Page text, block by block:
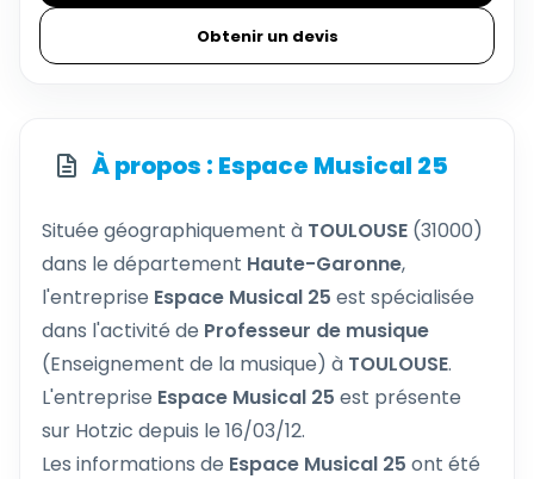
Obtenir un devis
À propos : Espace Musical 25
Située géographiquement à TOULOUSE (31000)
dans le département Haute-Garonne,
l'entreprise Espace Musical 25 est spécialisée
dans l'activité de Professeur de musique
(Enseignement de la musique) à TOULOUSE.
L'entreprise Espace Musical 25 est présente
sur Hotzic depuis le 16/03/12.
Les informations de Espace Musical 25 ont été